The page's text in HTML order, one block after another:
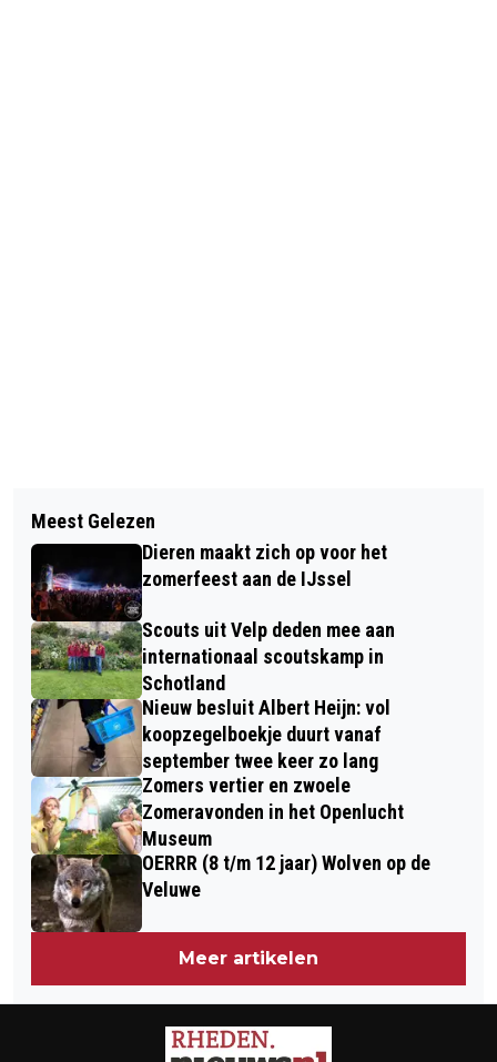
OPNIEUW ONDERSTEUNING VOOR
GELDERSE ONDERNEMERS IN HORECA
EN TOERISME
SNELLERE HULP BIJ FINANCIËLE
PROBLEMEN IN GEMEENTE RHEDEN
Meest Gelezen
Dieren maakt zich op voor het
zomerfeest aan de IJssel
Scouts uit Velp deden mee aan
internationaal scoutskamp in
Schotland
Nieuw besluit Albert Heijn: vol
koopzegelboekje duurt vanaf
september twee keer zo lang
Zomers vertier en zwoele
Zomeravonden in het Openlucht
Museum
OERRR (8 t/m 12 jaar) Wolven op de
Veluwe
Meer artikelen